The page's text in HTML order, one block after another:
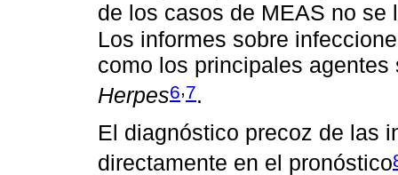
de los casos de MEAS no se
Los informes sobre
como los principales
Herpes6,7.
El diagnóstico precoz de las
directamente en el pronóstico